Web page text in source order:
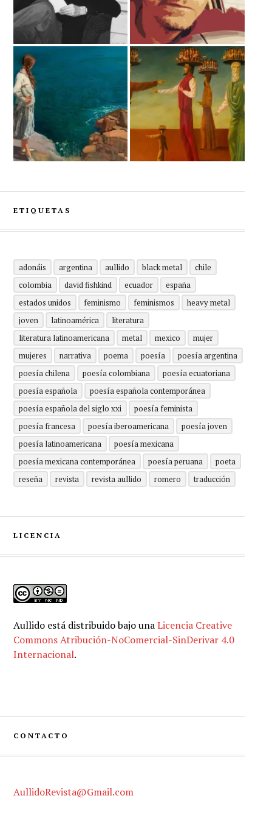
ETIQUETAS
adonáis argentina aullido black metal
chile
colombia
david fishkind ecuador
españa
estados unidos
feminismo feminismos
heavy metal
joven
latinoamérica
literatura
literatura latinoamericana
metal mexico
mujer
mujeres
narrativa poema poesía
poesía argentina
poesía chilena
poesía colombiana
poesía ecuatoriana
poesía española
poesía española contemporánea
poesía española del siglo xxi
poesía feminista
poesía francesa
poesía iberoamericana
poesía joven
poesía latinoamericana
poesía mexicana
poesía mexicana contemporánea
poesía peruana
poeta
reseña
revista revista aullido romero traducción
LICENCIA
Aullidoestá distribuido bajo unaLicencia Creative
Commons Atribución-NoComercial-SinDerivar 4.0
Internacional.
CONTACTO
AullidoRevista@Gmail.com